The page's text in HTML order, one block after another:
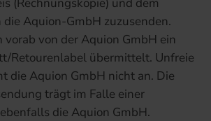
Aquion-GmbH zuzusenden.
vorab von der Aquion GmbH ein
Retourenlabel übermittelt. Unfreie
die Aquion GmbH nicht an. Die
trägt im Falle einer
die Aquion GmbH.